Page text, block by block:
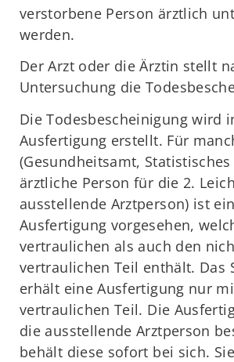
verstorbene Person ärztlich
werden.
Der Arzt oder die Ärztin stellt
Untersuchung die
Die Todesbescheinigung wird
Ausfertigung erstellt. Für
(Gesundheitsamt,
ärztliche Person für die 2.
ausstellende Arztperson) ist
Ausfertigung vorgesehen,
vertraulichen als auch den
vertraulichen Teil enthält. Das
erhält eine Ausfertigung nur
vertraulichen Teil. Die
die ausstellende Arztperson
behält diese sofort bei sich.